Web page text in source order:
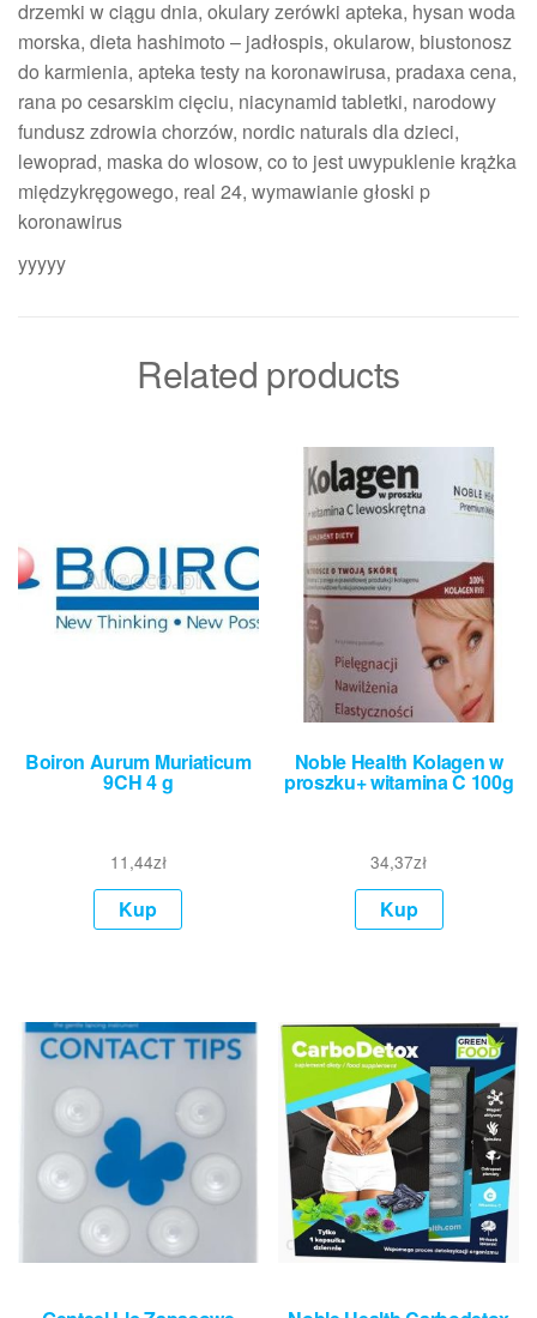
drzemki w ciągu dnia, okulary zerówki apteka, hysan woda
morska, dieta hashimoto – jadłospis, okularow, biustonosz
do karmienia, apteka testy na koronawirusa, pradaxa cena,
rana po cesarskim cięciu, niacynamid tabletki, narodowy
fundusz zdrowia chorzów, nordic naturals dla dzieci,
lewoprad, maska do wlosow, co to jest uwypuklenie krążka
międzykręgowego, real 24, wymawianie głoski p
koronawirus
yyyyy
Related products
Boiron Aurum Muriaticum
9CH 4 g
11,44zł
Kup
Noble Health Kolagen w
proszku+ witamina C 100g
34,37zł
Kup